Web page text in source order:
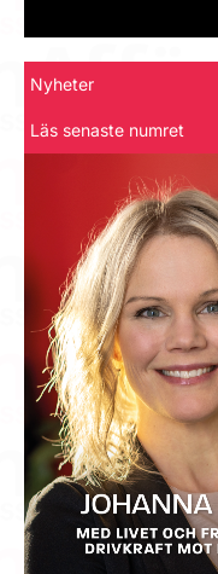
Nyheter
Läs senaste numret